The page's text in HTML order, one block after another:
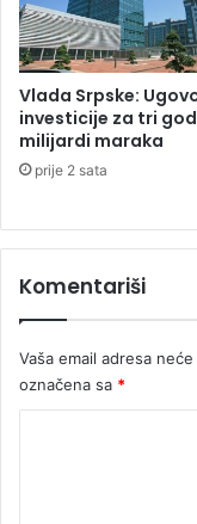
n
j
a
u
k
o
e
k
k
u
r
u
B
i
H
,
t
e
a
r
e
d
Vlada Srpske:
investicije za tri
milijardi maraka
prije 2 sata
Komentariši
Vaša email adresa
označena sa *